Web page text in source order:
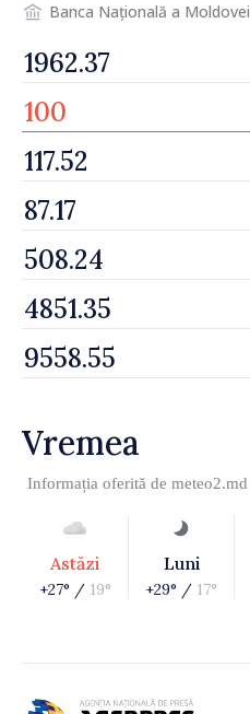
Banca Națională a Moldovei
Vremea
Informația oferită de meteo2.md
Astăzi
+27° / 19°
Luni
+29° / 17°